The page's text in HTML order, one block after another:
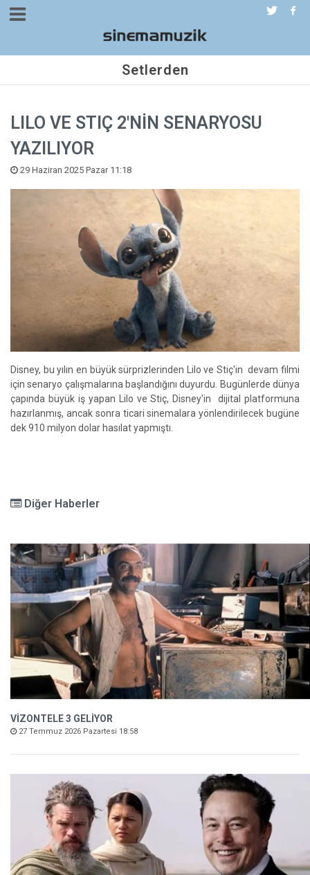
Setlerden
LILO VE STIÇ 2'NİN SENARYOSU
YAZILIYOR
29 Haziran 2025 Pazar 11:18
Disney, bu yılın en büyük sürprizlerinden Lilo ve Stiç'in devam filmi
için senaryo çalışmalarına başlandığını duyurdu. Bugünlerde dünya
çapında büyük iş yapan Lilo ve Stiç, Disney'in dijital platformuna
hazırlanmış, ancak sonra ticari sinemalara yönlendirilecek bugüne
dek 910 milyon dolar hasılat yapmıştı.
Diğer Haberler
VİZONTELE 3 GELİYOR
27 Temmuz 2026 Pazartesi 18:58